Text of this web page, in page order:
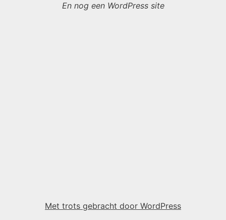
En nog een WordPress site
Met trots gebracht door WordPress